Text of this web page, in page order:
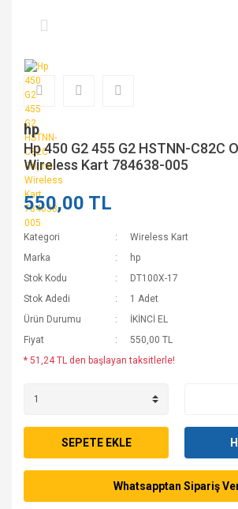
hp
Hp 450 G2 455 G2 HSTNN-C82C
Wireless Kart 784638-005
550,00 TL
Kategori
Wireless Kart
Marka
hp
Stok Kodu
DT100X-17
Stok Adedi
1 Adet
Ürün Durumu
İKİNCİ EL
Fiyat
550,00 TL
* 51,24 TL den başlayan taksitlerle!
SEPETE EKLE
Whatsapptan Sipariş